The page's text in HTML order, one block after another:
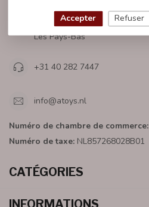
Mensfortweg 26
5627BR Eindhoven
Les Pays-Bas
+31 40 282 7447
info@atoys.nl
Numéro de chambre de commerce:
Numéro de taxe: NL857268028B01
CATÉGORIES
INFORMATIONS
Accepter Refuser